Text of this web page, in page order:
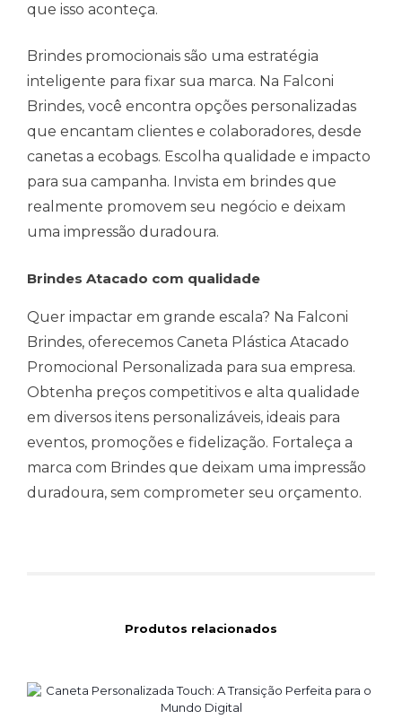
que isso aconteça.
Brindes promocionais são uma estratégia
inteligente para fixar sua marca. Na Falconi
Brindes, você encontra opções personalizadas
que encantam clientes e colaboradores, desde
canetas a ecobags. Escolha qualidade e impacto
para sua campanha. Invista em brindes que
realmente promovem seu negócio e deixam
uma impressão duradoura.
Brindes Atacado com qualidade
Quer impactar em grande escala? Na Falconi
Brindes, oferecemos Caneta Plástica Atacado
Promocional Personalizada para sua empresa.
Obtenha preços competitivos e alta qualidade
em diversos itens personalizáveis, ideais para
eventos, promoções e fidelização. Fortaleça a
marca com Brindes que deixam uma impressão
duradoura, sem comprometer seu orçamento.
Produtos relacionados